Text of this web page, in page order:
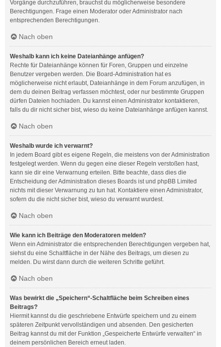
Vorgänge durchzuführen, brauchst du möglicherweise besondere
Berechtigungen. Frage einen Moderator oder Administrator nach
entsprechenden Berechtigungen.
Nach oben
Weshalb kann ich keine Dateianhänge anfügen?
Rechte für Dateianhänge können für Foren, Gruppen und einzelne
Benutzer vergeben werden. Die Board-Administration hat es
möglicherweise nicht erlaubt, Dateianhänge in dem Forum anzufügen, in
dem du deinen Beitrag verfassen möchtest, oder nur bestimmte Gruppen
dürfen Dateien hochladen. Du kannst einen Administrator kontaktieren,
falls du dir nicht sicher bist, wieso du keine Dateianhänge anfügen kannst.
Nach oben
Weshalb wurde ich verwarnt?
In jedem Board gibt es eigene Regeln, die meistens von der Administration
festgelegt werden. Wenn du gegen eine dieser Regeln verstoßen hast,
kann sie dir eine Verwarnung erteilen. Bitte beachte, dass dies die
Entscheidung der Administration dieses Boards ist und phpBB Limited
nichts mit dieser Verwarnung zu tun hat. Kontaktiere einen Administrator,
sofern du die nicht sicher bist, wieso du verwarnt wurdest.
Nach oben
Wie kann ich Beiträge den Moderatoren melden?
Wenn ein Administrator die entsprechenden Berechtigungen vergeben hat,
siehst du eine Schaltfläche in der Nähe des Beitrags, um diesen zu
melden. Du wirst dann durch die weiteren Schritte geführt.
Nach oben
Was bewirkt die „Speichern“-Schaltfläche beim Schreiben eines
Beitrags?
Hiermit kannst du die geschriebene Entwürfe speichern und zu einem
späteren Zeitpunkt vervollständigen und absenden. Den gesicherten
Beitrag kannst du mit der Funktion „Gespeicherte Entwürfe verwalten“ in
deinem persönlichen Bereich erneut laden.